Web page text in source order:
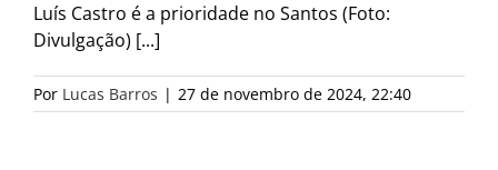
Luís Castro é a prioridade no Santos (Foto:
Divulgação) [...]
Por Lucas Barros | 27 de novembro de 2024, 22:40